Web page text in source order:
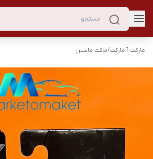
مارکت ٱ مارکت/ماکت ماشین